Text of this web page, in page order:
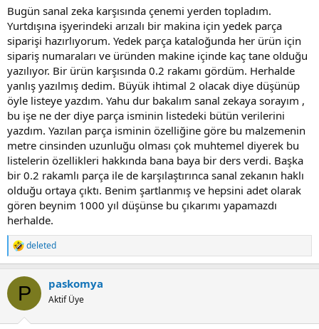
Bugün sanal zeka karşısında çenemi yerden topladım.
Yurtdışına işyerindeki arızalı bir makina için yedek parça
siparişi hazırlıyorum. Yedek parça kataloğunda her ürün için
sipariş numaraları ve üründen makine içinde kaç tane olduğu
yazılıyor. Bir ürün karşısında 0.2 rakamı gördüm. Herhalde
yanlış yazılmış dedim. Büyük ihtimal 2 olacak diye düşünüp
öyle listeye yazdım. Yahu dur bakalım sanal zekaya sorayım ,
bu işe ne der diye parça isminin listedeki bütün verilerini
yazdım. Yazılan parça isminin özelliğine göre bu malzemenin
metre cinsinden uzunluğu olması çok muhtemel diyerek bu
listelerin özellikleri hakkında bana baya bir ders verdi. Başka
bir 0.2 rakamlı parça ile de karşılaştırınca sanal zekanın haklı
olduğu ortaya çıktı. Benim şartlanmış ve hepsini adet olarak
gören beynim 1000 yıl düşünse bu çıkarımı yapamazdı
herhalde.
R
e
c
i
deleted
P paskomya
Aktif Üye